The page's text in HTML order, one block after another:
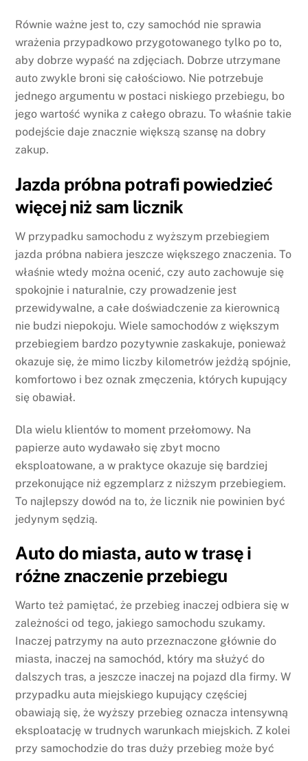
Równie ważne jest to, czy samochód nie sprawia
wrażenia przypadkowo przygotowanego tylko po to,
aby dobrze wypaść na zdjęciach. Dobrze utrzymane
auto zwykle broni się całościowo. Nie potrzebuje
jednego argumentu w postaci niskiego przebiegu, bo
jego wartość wynika z całego obrazu. To właśnie takie
podejście daje znacznie większą szansę na dobry
zakup.
Jazda próbna potrafi powiedzieć
więcej niż sam licznik
W przypadku samochodu z wyższym przebiegiem
jazda próbna nabiera jeszcze większego znaczenia. To
właśnie wtedy można ocenić, czy auto zachowuje się
spokojnie i naturalnie, czy prowadzenie jest
przewidywalne, a całe doświadczenie za kierownicą
nie budzi niepokoju. Wiele samochodów z większym
przebiegiem bardzo pozytywnie zaskakuje, ponieważ
okazuje się, że mimo liczby kilometrów jeżdżą spójnie,
komfortowo i bez oznak zmęczenia, których kupujący
się obawiał.
Dla wielu klientów to moment przełomowy. Na
papierze auto wydawało się zbyt mocno
eksploatowane, a w praktyce okazuje się bardziej
przekonujące niż egzemplarz z niższym przebiegiem.
To najlepszy dowód na to, że licznik nie powinien być
jedynym sędzią.
Auto do miasta, auto w trasę i
różne znaczenie przebiegu
Warto też pamiętać, że przebieg inaczej odbiera się w
zależności od tego, jakiego samochodu szukamy.
Inaczej patrzymy na auto przeznaczone głównie do
miasta, inaczej na samochód, który ma służyć do
dalszych tras, a jeszcze inaczej na pojazd dla firmy. W
przypadku auta miejskiego kupujący częściej
obawiają się, że wyższy przebieg oznacza intensywną
eksploatację w trudnych warunkach miejskich. Z kolei
przy samochodzie do tras duży przebieg może być